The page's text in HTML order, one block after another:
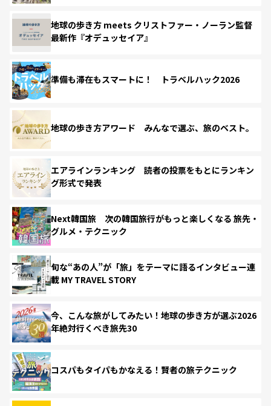
地球の歩き方 meets クリストファー・ノーラン監督
最新作『オデュッセイア』
準備も滞在もスマートに！ トラベルハック2026
地球の歩き方アワード みんなで選ぶ、旅のベスト。
エアラインランキング 読者の投票をもとにランキン
グ形式で発表
Next韓国旅 次の韓国旅行がもっと楽しくなる 旅先・
グルメ・テクニック
旬な“あの人”が「旅」をテーマに語るインタビュー連
載 MY TRAVEL STORY
今、こんな旅がしてみたい！地球の歩き方が選ぶ2026
年絶対行くべき旅先30
コスパもタイパもかなえる！賢者の旅テクニック